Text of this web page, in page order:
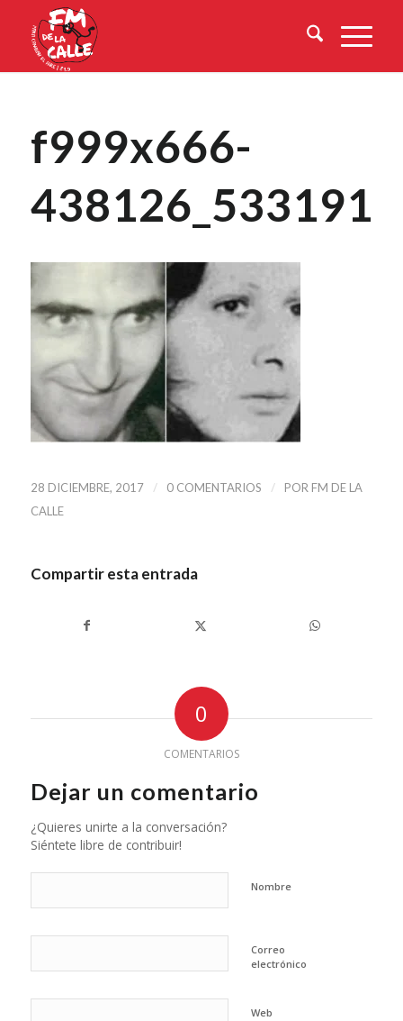
f999x666-
28 DICIEMBRE, 2017 / 0 COMENTARIOS / POR FM DE LA
CALLE
Compartir esta entrada
0
COMENTARIOS
Dejar un comentario
¿Quieres unirte a la conversación?
Siéntete libre de contribuir!
Nombre
Correo
electrónico
Web